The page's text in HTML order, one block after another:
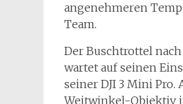
angenehmeren
Team.
Der Buschtrottel
wartet auf seinen
seiner DJI 3 Mini
Weitwinkel-Objektiv